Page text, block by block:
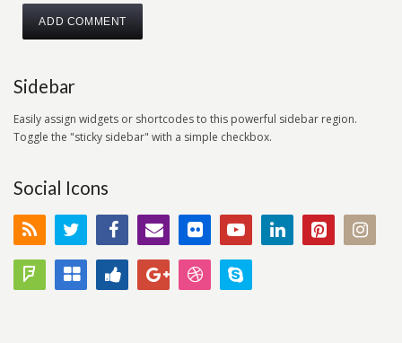
Sidebar
Easily assign widgets or shortcodes to this powerful sidebar region.
Toggle the "sticky sidebar" with a simple checkbox.
Social Icons